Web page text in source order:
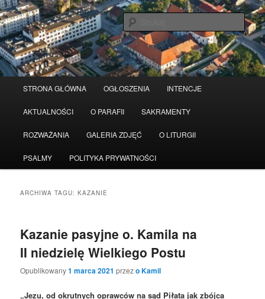
Przeskocz
do
tekstu
Przeskocz
do
widgetów
STRONA GŁÓWNA OGŁOSZENIA INTENCJE
AKTUALNOŚCI O PARAFII SAKRAMENTY
ROZWAŻANIA GALERIA ZDJĘĆ O LITURGII
PSALMY POLITYKA PRYWATNOŚCI
ARCHIWA TAGU:KAZANIE
Kazanie pasyjne o. Kamila na
II niedzielę Wielkiego Postu
Opublikowany1 marca 2021 przezo Kamil
„Jezu, od okrutnych oprawców na sąd Piłata jak zbójca
Serwis wykorzystuje pliki Cookies Czytaj więcej odrzuć